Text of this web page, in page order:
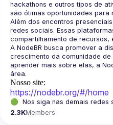
hackathons e outros tipos de
Além dos encontros
redes sociais. Essas
A NodeBR busca promover a
crescimento da comunidade
aprender mais sobre elas, a
Nosso site:
https://nodebr.org/#/home
🟢  Nos siga nas demais redes
2.3KMembers